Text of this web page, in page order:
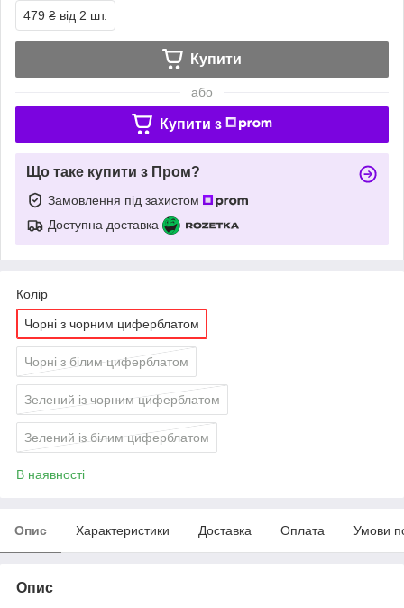
479 ₴ від 2 шт.
Купити
або
Купити з
Що таке купити з Пром?
Замовлення під захистом
Доступна доставка
Колір
Чорні з чорним циферблатом
Чорні з білим циферблатом
Зелений із чорним циферблатом
Зелений із білим циферблатом
В наявності
Опис Характеристики Доставка Оплата Умови
Опис